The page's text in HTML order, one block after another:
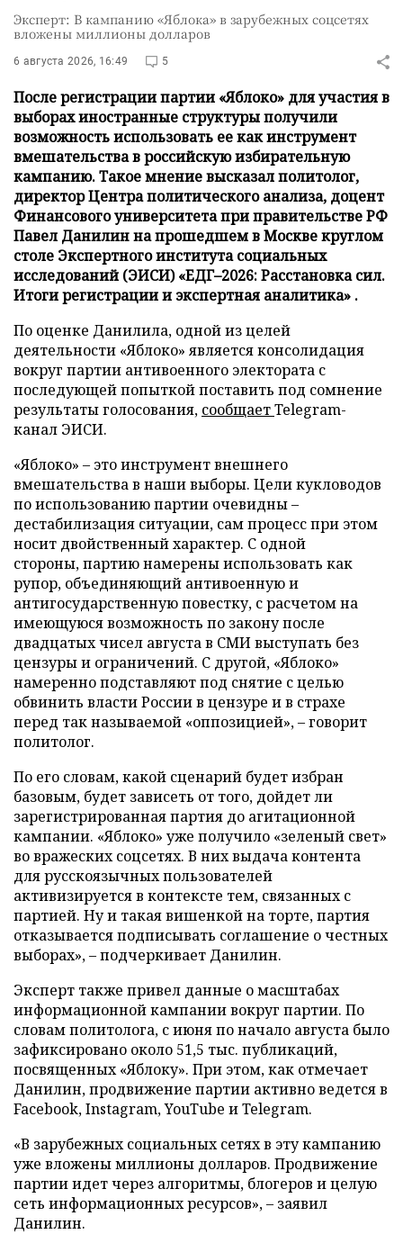
Эксперт: В кампанию «Яблока» в зарубежных соцсетях
вложены миллионы долларов
6 августа 2026, 16:49 5
После регистрации партии «Яблоко» для участия в
выборах иностранные структуры получили
возможность использовать ее как инструмент
вмешательства в российскую избирательную
кампанию. Такое мнение высказал политолог,
директор Центра политического анализа, доцент
Финансового университета при правительстве РФ
Павел Данилин на прошедшем в Москве круглом
столе Экспертного института социальных
исследований (ЭИСИ) «ЕДГ–2026: Расстановка сил.
Итоги регистрации и экспертная аналитика» .
По оценке Данилила, одной из целей
деятельности «Яблоко» является консолидация
вокруг партии антивоенного электората с
последующей попыткой поставить под сомнение
результаты голосования, сообщаетTelegram-
канал ЭИСИ.
«Яблоко» – это инструмент внешнего
вмешательства в наши выборы. Цели кукловодов
по использованию партии очевидны –
дестабилизация ситуации, сам процесс при этом
носит двойственный характер. С одной
стороны, партию намерены использовать как
рупор, объединяющий антивоенную и
антигосударственную повестку, с расчетом на
имеющуюся возможность по закону после
двадцатых чисел августа в СМИ выступать без
цензуры и ограничений. С другой, «Яблоко»
намеренно подставляют под снятие с целью
обвинить власти России в цензуре и в страхе
перед так называемой «оппозицией», – говорит
политолог.
По его словам, какой сценарий будет избран
базовым, будет зависеть от того, дойдет ли
зарегистрированная партия до агитационной
кампании. «Яблоко» уже получило «зеленый свет»
во вражеских соцсетях. В них выдача контента
для русскоязычных пользователей
активизируется в контексте тем, связанных с
партией. Ну и такая вишенкой на торте, партия
отказывается подписывать соглашение о честных
выборах», – подчеркивает Данилин.
Эксперт также привел данные о масштабах
информационной кампании вокруг партии. По
словам политолога, с июня по начало августа было
зафиксировано около 51,5 тыс. публикаций,
посвященных «Яблоку». При этом, как отмечает
Данилин, продвижение партии активно ведется в
Facebook, Instagram, YouTube и Telegram.
«В зарубежных социальных сетях в эту кампанию
уже вложены миллионы долларов. Продвижение
партии идет через алгоритмы, блогеров и целую
сеть информационных ресурсов», – заявил
Данилин.